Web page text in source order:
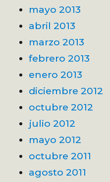
mayo 2013
abril 2013
marzo 2013
febrero 2013
enero 2013
diciembre 2012
octubre 2012
julio 2012
mayo 2012
octubre 2011
agosto 2011